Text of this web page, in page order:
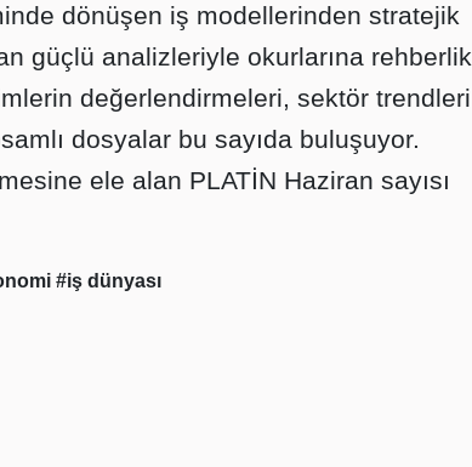
dönüşen iş modellerinden stratejik
güçlü analizleriyle okurlarına rehberlik
değerlendirmeleri, sektör trendleri
dosyalar bu sayıda buluşuyor.
ele alan PLATİN Haziran sayısı
#iş dünyası